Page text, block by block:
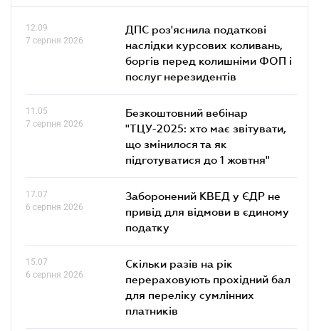
12.09
7 серпня 2026
ДПС роз'яснила податкові
наслідки курсових коливань,
боргів перед колишніми ФОП і
послуг нерезидентів
11.05
7 серпня 2026
Безкоштовний вебінар
"ТЦУ-2025: хто має звітувати,
що змінилося та як
підготуватися до 1 жовтня"
17.07
6 серпня 2026
Заборонений КВЕД у ЄДР не
привід для відмови в єдиному
податку
15.07
6 серпня 2026
Скільки разів на рік
перераховують прохідний бал
для переліку сумлінних
платників